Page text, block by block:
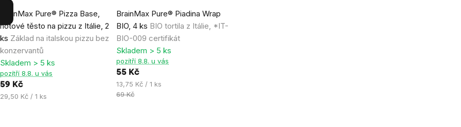
BrainMax Pure® Pizza Base,
hotové těsto na pizzu z Itálie, 2
ks Základ na italskou pizzu bez
konzervantů
Průměrné
hodnocení
produktu
je
5,0
z
5
hvězdiček.
Skladem > 5 ks
pozítří 8.8. u vás
59 Kč
Měrná
29,50 Kč / 1 ks
BrainMax Pure® Piadina Wrap
BIO, 4 ks BIO tortila z Itálie, *IT-
BIO-009 certifikát
hodnocení
produktu
je
5,0
z
hvězdiček.
Skladem > 5 ks
pozítří 8.8. u vás
55 Kč
Měrná
cena:
13,75 Kč / 1 ks
69 Kč